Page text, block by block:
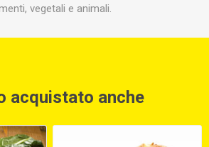
vegetali e animali.
acquistato anche